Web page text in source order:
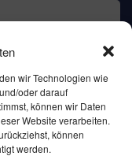
wir Technologien wie
oder darauf
können wir Daten
Website verarbeiten.
können
werden.